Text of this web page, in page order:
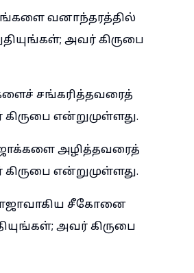
வனாந்தரத்தில்
அவர் கிருபை
சங்கரித்தவரைத்
என்றுமுள்ளது.
அழித்தவரைத்
என்றுமுள்ளது.
சீகோனை
அவர் கிருபை